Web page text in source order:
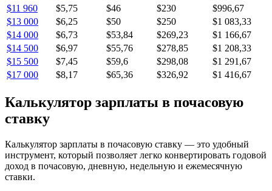
$11 960
$5,75 $46 $230
$996,67
$13 000
$6,25 $50 $250
$1 083,33
$14 000
$6,73 $53,84 $269,23
$1 166,67
$14 500
$6,97 $55,76 $278,85
$1 208,33
$15 500
$7,45 $59,6 $298,08
$1 291,67
$17 000
$8,17 $65,36 $326,92 $1 416,67
Калькулятор зарплаты в почасовую
ставку
Калькулятор зарплаты в почасовую ставку — это удобный
инструмент, который позволяет легко конвертировать годовой
доход в почасовую, дневную, недельную и ежемесячную
ставки.